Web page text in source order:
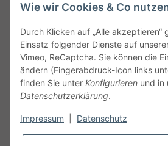
Leibnizstraße 2a
Germany
Phone:+49 40 5287270
Fax:+49 40 5281050
Email:sales@tow-automotive.de
Wie wir Cookies & Co
Durch Klicken auf „Alle akzeptieren“
Einsatz folgender Dienste auf
Vimeo, ReCaptcha. Sie können die
ändern (Fingerabdruck-Icon links
finden Sie unter Konfigurieren und in
Datenschutzerklärung.
Impressum Datenschutz